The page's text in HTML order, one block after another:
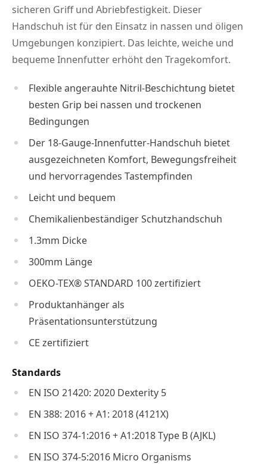
sicheren Griff und Abriebfestigkeit. Dieser
Handschuh ist für den Einsatz in nassen und öligen
Umgebungen konzipiert. Das leichte, weiche und
bequeme Innenfutter erhöht den Tragekomfort.
Flexible angerauhte Nitril-Beschichtung bietet
besten Grip bei nassen und trockenen
Bedingungen
Der 18-Gauge-Innenfutter-Handschuh bietet
ausgezeichneten Komfort, Bewegungsfreiheit
und hervorragendes Tastempfinden
Leicht und bequem
Chemikalienbeständiger Schutzhandschuh
1.3mm Dicke
300mm Länge
OEKO-TEX® STANDARD 100 zertifiziert
Produktanhänger als
Präsentationsunterstützung
CE zertifiziert
Standards
EN ISO 21420: 2020 Dexterity 5
EN 388: 2016 + A1: 2018 (4121X)
EN ISO 374-1:2016 + A1:2018 Type B (AJKL)
EN ISO 374-5:2016 Micro Organisms